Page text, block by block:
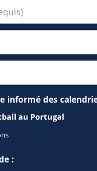
informé des
au Portugal
: